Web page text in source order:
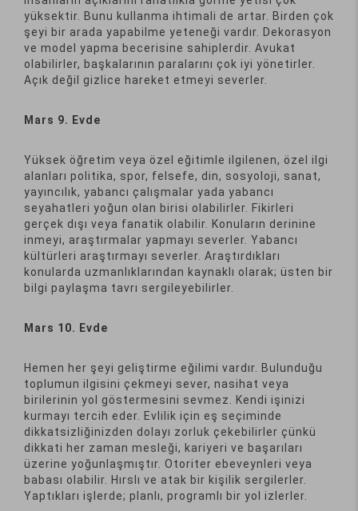
yüksektir. Bunu kullanma ihtimali de artar. Birden çok
şeyi bir arada yapabilme yeteneği vardır. Dekorasyon
ve model yapma becerisine sahiplerdir. Avukat
olabilirler, başkalarının paralarını çok iyi yönetirler.
Açık değil gizlice hareket etmeyi severler.
Mars 9. Evde
Yüksek öğretim veya özel eğitimle ilgilenen, özel ilgi
alanları politika, spor, felsefe, din, sosyoloji, sanat,
yayıncılık, yabancı çalışmalar yada yabancı
seyahatleri yoğun olan birisi olabilirler. Fikirleri
gerçek dışı veya fanatik olabilir. Konuların derinine
inmeyi, araştırmalar yapmayı severler. Yabancı
kültürleri araştırmayı severler. Araştırdıkları
konularda uzmanlıklarından kaynaklı olarak; üsten bir
bilgi paylaşma tavrı sergileyebilirler.
Mars 10. Evde
Hemen her şeyi geliştirme eğilimi vardır. Bulunduğu
toplumun ilgisini çekmeyi sever, nasihat veya
birilerinin yol göstermesini sevmez. Kendi işinizi
kurmayı tercih eder. Evlilik için eş seçiminde
dikkatsizliğinizden dolayı zorluk çekebilirler çünkü
dikkati her zaman mesleği, kariyeri ve başarıları
üzerine yoğunlaşmıştır. Otoriter ebeveynleri veya
babası olabilir. Hırslı ve atak bir kişilik sergilerler.
Yaptıkları işlerde; planlı, programlı bir yol izlerler.